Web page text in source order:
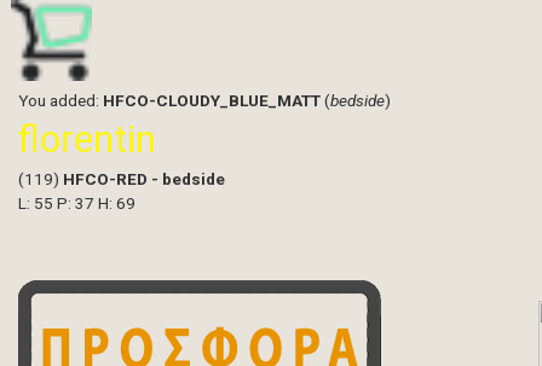
You added: HFCO-CLOUDY_BLUE_MATT(bedside)
florentin
(119) HFCO-RED - bedside
L: 55 P: 37 H: 69